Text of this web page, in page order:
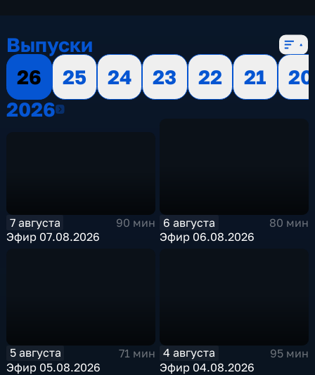
Выпуски
26
25 24 23 22 21
20
20262026
7 августа
90 мин
Эфир 07.08.2026
6 августа
80 мин
Эфир 06.08.2026
5 августа
71 мин
Эфир 05.08.2026
4 августа
95 мин
Эфир 04.08.2026